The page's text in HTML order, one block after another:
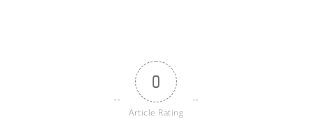
0
Article Rating